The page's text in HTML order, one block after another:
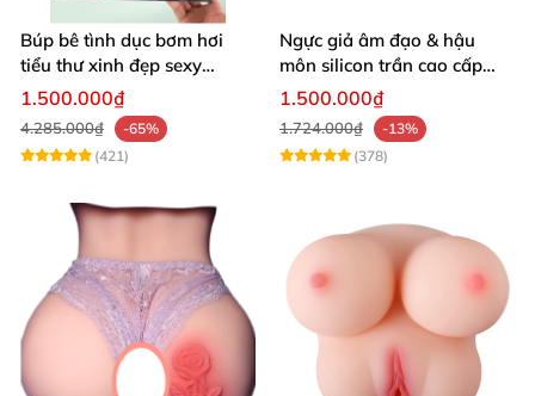
Búp bê tình dục bơm hơi
tiểu thư xinh đẹp sexy
quyến rũ rung rên như thật
1.500.000₫
4.285.000₫
-65%
(421)
Ngực giả âm đạo & hậu
môn silicon trần cao cấp
mềm mịn - Man
Mastuebator 3kg
1.500.000₫
1.724.000₫
-13%
(378)